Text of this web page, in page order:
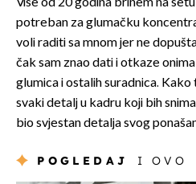
potreban za glumačku
voli raditi sa mnom jer ne
čak sam znao dati i otkaze
glumica i ostalih suradnica.
svaki detalj u kadru koji bih
bio svjestan detalja svog
POGLEDAJ I OVO